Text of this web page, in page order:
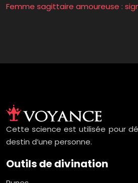
Femme sagittaire amoureuse :
Cette science est utilisée pour
destin d’une personne.
Outils de divination